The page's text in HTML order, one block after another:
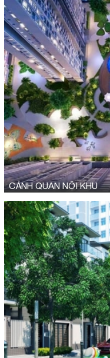
CẢNH QUAN NỘI KHU